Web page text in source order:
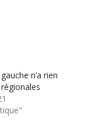
n’a rien